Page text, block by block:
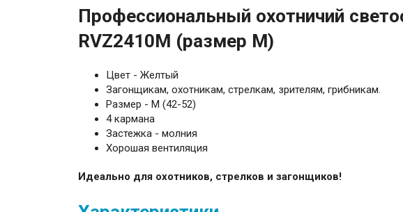
Профессиональный охотничий
RVZ2410M (размер М)
Цвет - Желтый
Загонщикам, охотникам, стрелкам, зрителям, грибникам.
Размер - М (42-52)
4 кармана
Застежка - молния
Хорошая вентиляция
Идеально для охотников, стрелков и загонщиков!